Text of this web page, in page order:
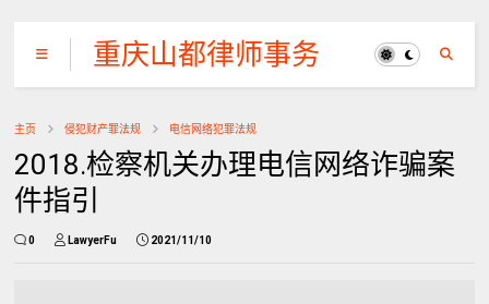
重庆山都律师事务
所
主页 侵犯财产罪法规 电信网络犯罪法规
2018.检察机关办理电信网络诈骗案
件指引
0 LawyerFu 2021/11/10